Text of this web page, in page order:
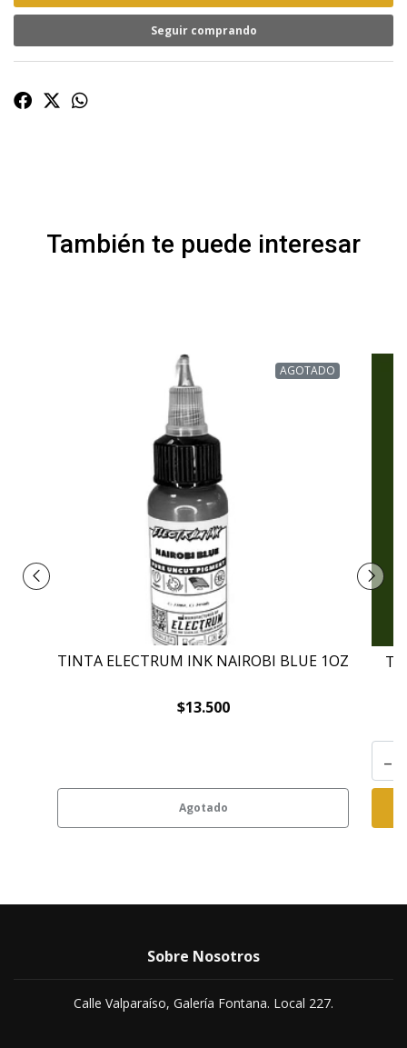
Seguir comprando
También te puede interesar
AGOTADO
TINTA ELECTRUM INK NAIROBI BLUE 1OZ
$13.500
Agotado
-
Sobre Nosotros
Calle Valparaíso, Galería Fontana. Local 227.